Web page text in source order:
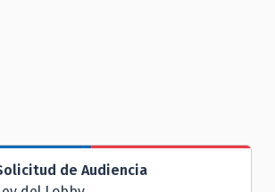
de Audiencia